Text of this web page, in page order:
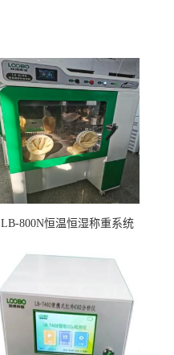
LB-800N恒温恒湿称重系统